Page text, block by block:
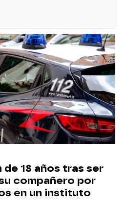
de 18 años tras ser
compañero por
en un instituto